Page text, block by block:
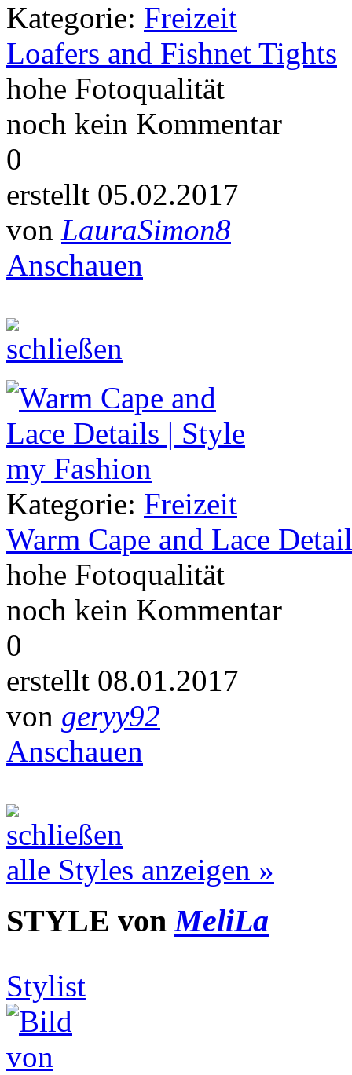
Kategorie: Freizeit
Loafers and Fishnet Tights
hohe Fotoqualität
noch kein Kommentar
0
erstellt 05.02.2017
von LauraSimon8
Anschauen
Kategorie: Freizeit
Warm Cape and Lace
hohe Fotoqualität
noch kein Kommentar
0
erstellt 08.01.2017
von geryy92
Anschauen
alle Styles anzeigen »
STYLE vonMeliLa
Stylist